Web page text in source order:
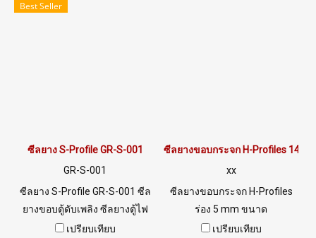
Best Seller
ซีลยาง S-Profile GR-S-001
GR-S-001
ซีลยาง S-Profile GR-S-001 ซีล
ยางขอบตู้ดับเพลิง ซีลยางตู้ไฟ
พร้อมส่ง Tel: 0 2489 5525 / 09
เปรียบเทียบ
ซีลยางขอบกระจก H-Profiles
xx
ซีลยางขอบกระจก H-Profiles
ร่อง 5 mm ขนาด
W14XH24mm ทนสภาพแวล
เปรียบเทียบ